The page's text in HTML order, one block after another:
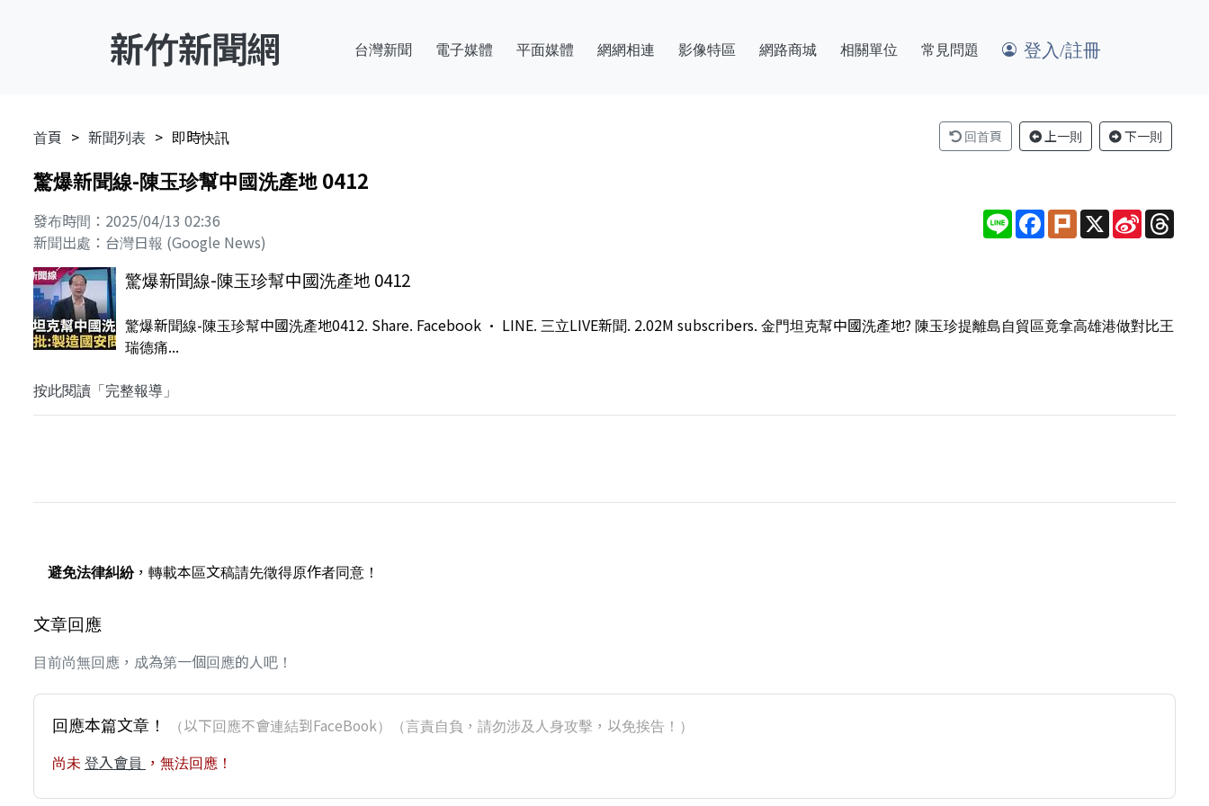
新竹新聞網 台灣新聞 電子媒體 平面媒體 網網相連 影像特區 網路商城 相關單位 常見問題 登入/註冊
首頁 新聞列表 即時快訊 回首頁 上一則 下一則
驚爆新聞線-陳玉珍幫中國洗產地 0412
發布時間：2025/04/13 02:36
新聞出處：台灣日報 (Google News)
Line Facebook
PlurkX Sina
Weibo
驚爆新聞線-陳玉珍幫中國洗產地 0412
驚爆新聞線-陳玉珍幫中國洗產地0412. Share. Facebook · LINE. 三立LIVE新聞. 2.02M subscribers. 金門坦克幫中國洗產地? 陳玉珍提離島自貿區竟拿高雄港做對比王
瑞德痛...
按此閱讀「完整報導」
避免法律糾紛，轉載本區文稿請先徵得原作者同意！
文章回應
目前尚無回應，成為第一個回應的人吧！
回應本篇文章！ （以下回應不會連結到FaceBook）（言責自負，請勿涉及人身攻擊，以免挨告！）
尚未 登入會員 ，無法回應！